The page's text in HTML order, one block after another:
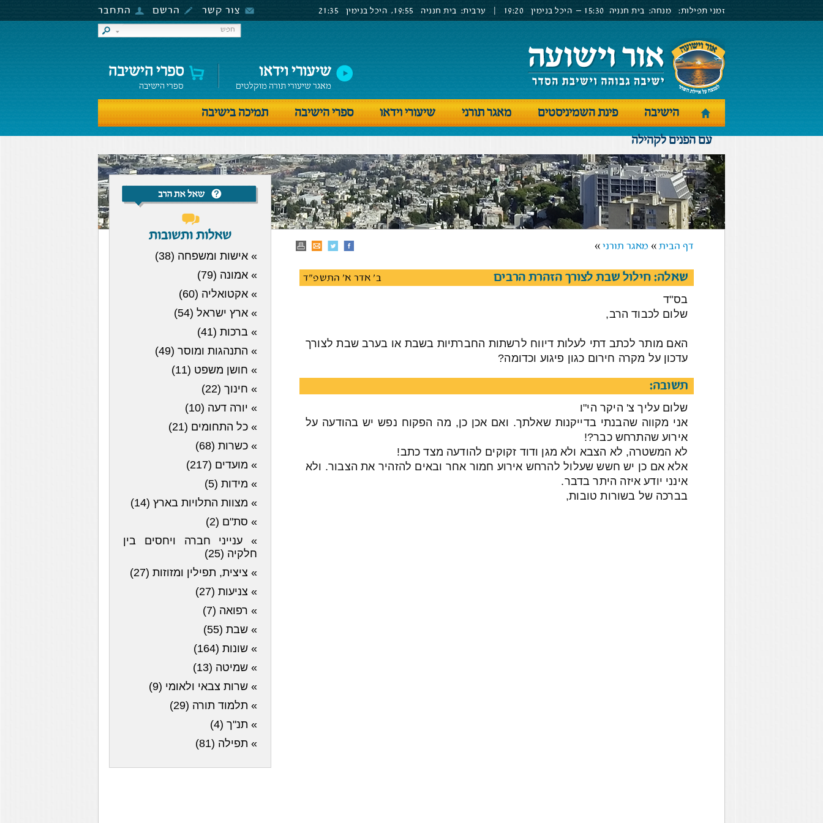
זמני תפילות: מנחה: בית חנניה 15:30 – היכל בנימין ערבית: בית חנניה היכל בנימין צור קשר הרשם התחבר
שיעורי וידאו
מאגר שיעורי תורה מוקלטים
ספרי הישיבה
ספרי הישיבה
הישיבה פינת השמיניסטים מאגר תורני שיעורי וידאו ספרי הישיבה
תמיכה בישיבה
עם הפנים לקהילה
דף הבית » מאגר תורני »
ב' אדר א' התשפ"ד שאלה: חילול שבת לצורך הזהרת הרבים
בס"ד
שלום לכבוד הרב,
האם מותר לכתב דתי לעלות דיווח לרשתות החברתיות בשבת או בערב שבת לצורך
עדכון על מקרה חירום כגון פיגוע וכדומה?
תשובה:
שלום עליך צ' היקר הי"ו
אני מקווה שהבנתי בדייקנות שאלתך. ואם אכן כן, מה הפקוח נפש יש בהודעה על
אירוע שהתרחש כבר?!
לא המשטרה, לא הצבא ולא מגן ודוד זקוקים להודעה מצד כתב!
אלא אם כן יש חשש שעלול להרחש אירוע חמור אחר ובאים להזהיר את הצבור. ולא
אינני יודע איזה היתר בדבר.
בברכה של בשורות טובות,
שאלות ותשובות
» אישות ומשפחה (38)
» אמונה (79)
» אקטואליה (60)
» ארץ ישראל (54)
» ברכות (41)
» התנהגות ומוסר (49)
» חושן משפט (11)
» חינוך (22)
» יורה דעה (10)
» כל התחומים (21)
» כשרות (68)
» מועדים (217)
» מידות (5)
» מצוות התלויות בארץ (14)
» סת"ם (2)
» ענייני חברה ויחסים בין
חלקיה (25)
» ציצית, תפילין ומזוזות (27)
» צניעות (27)
» רפואה (7)
» שבת (55)
» שונות (164)
» שמיטה (13)
» שרות צבאי ולאומי (9)
» תלמוד תורה (29)
» תנ"ך (4)
» תפילה (81)